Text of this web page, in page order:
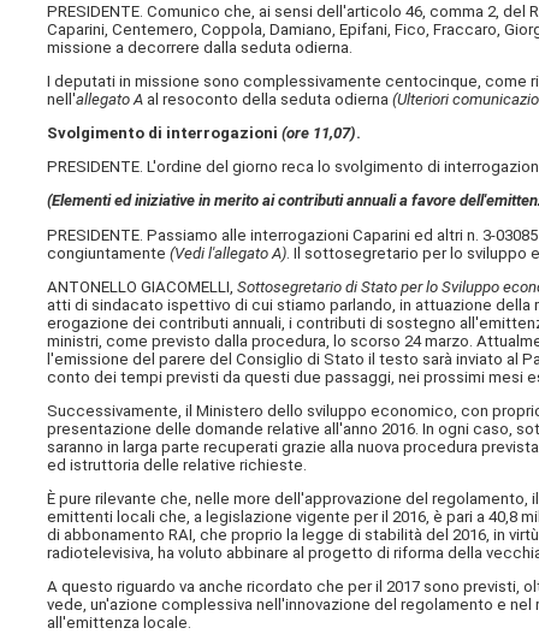
PRESIDENTE. Comunico che, ai sensi dell'articolo 46, comma 2,
Caparini, Centemero, Coppola, Damiano, Epifani, Fico, Fraccaro,
missione a decorrere dalla seduta odierna.
I deputati in missione sono complessivamente centocinque,
nell'allegato A al resoconto della seduta odierna(Ulteriori
Svolgimento di interrogazioni(ore 11,07).
PRESIDENTE. L'ordine del giorno reca lo svolgimento di
(Elementi ed iniziative in merito ai contributi annuali a favore
PRESIDENTE. Passiamo alle interrogazioni Caparini ed altri n. 3-
congiuntamente(Vedi l'allegato A) . Il sottosegretario per lo sviluppo
ANTONELLO GIACOMELLI, Sottosegretario di Stato per lo Sviluppo
atti di sindacato ispettivo di cui stiamo parlando, in attuazione
erogazione dei contributi annuali, i contributi di sostegno
ministri, come previsto dalla procedura, lo scorso 24 marzo.
l'emissione del parere del Consiglio di Stato il testo sarà inviato al
conto dei tempi previsti da questi due passaggi, nei prossimi mesi
Successivamente, il Ministero dello sviluppo economico, con
presentazione delle domande relative all'anno 2016. In ogni caso,
saranno in larga parte recuperati grazie alla nuova procedura
ed istruttoria delle relative richieste.
È pure rilevante che, nelle more dell'approvazione del
emittenti locali che, a legislazione vigente per il 2016, è pari a 40,8
di abbonamento RAI, che proprio la legge di stabilità del 2016, in
radiotelevisiva, ha voluto abbinare al progetto di riforma della
A questo riguardo va anche ricordato che per il 2017 sono previsti,
vede, un'azione complessiva nell'innovazione del regolamento e
all'emittenza locale.